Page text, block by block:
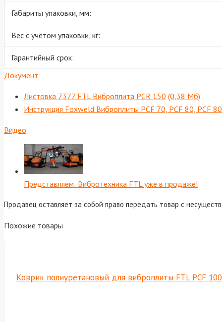
Габариты упаковки, мм:
Вес с учетом упаковки, кг:
Гарантийный срок:
Документ
Листовка 7377 FTL Виброплита PCR 150 (0,38 Мб)
Инструкция Foxweld Виброплиты PCF 70, PCF 80, PCF
Видео
Представляем: Вибротехника FTL уже в продаже!
Продавец оставляет за собой право передать товар с
Похожие товары
Коврик полиуретановый для виброплиты FTL PCF 100